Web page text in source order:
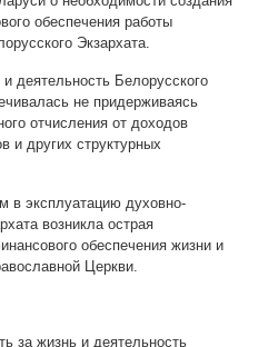
обеспечения работы
Экзархата.
деятельность Белорусского
не придерживаясь
отчисления от доходов
и других структурных
в эксплуатацию духовно-
возникла острая
обеспечения жизни и
Церкви.
за жизнь и деятельность